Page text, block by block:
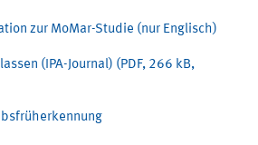
zur MoMar-Studie (nur Englisch)
(IPA-Journal) (PDF, 266 kB,